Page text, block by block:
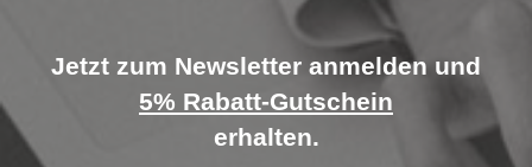
Jetzt zum Newsletter anmelden und
5% Rabatt-Gutschein
erhalten.